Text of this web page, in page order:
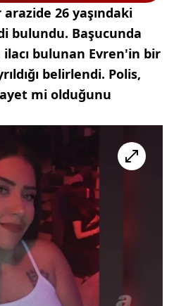
26 yaşındaki
bulundu. Başucunda
bulunan Evren'in bir
belirlendi. Polis,
mi olduğunu